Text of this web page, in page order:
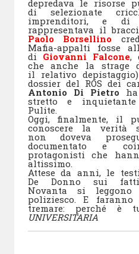
depredava le risorse
di selezionate
imprenditori, e di
rappresentava il
Paolo Borsellino
Mafia-appalti fosse
di Giovanni Falcone,
che anche la strage
il relativo
dossier del ROS dei
Antonio Di Pietro
stretto e
Pulite.
Oggi, finalmente, il
conoscere la verità
non doveva
documentato e
protagonisti che
altissimo.
Attese da anni, le
De Donno sui
Novanta si
poliziesco. E faranno
tremare: perché è
UNIVERSITARIA